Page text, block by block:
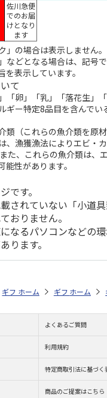
佐川急便
でのお届
けとなり
ます
」の場合は表示しません
などとなる場合は、記号
表示しています。
て
「卵」「乳」「落花生」
ギー特定8品目を含んでい
類（これらの魚介類を原
、漁獲漁法によりエビ・
た、これらの魚介類は、
性があります。
です。
されていない「小道
おりません。
なるパソコンなどの
ります。
お中元・夏ギフト特集 2026
ギフトストア お中元・夏ギ
ホーム ギフトストア
ホーム
よくあるご質問
利用規約
特定商取引法に基づく
商品のご提案はこちら